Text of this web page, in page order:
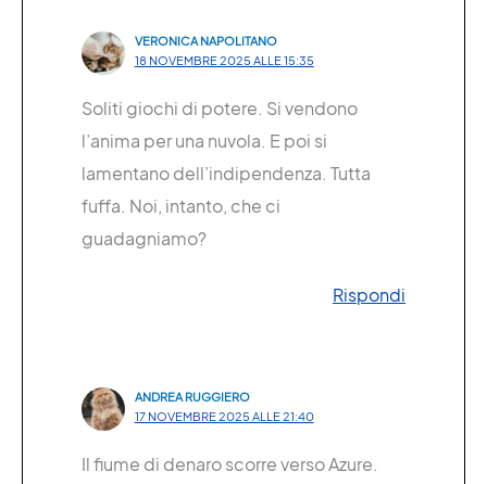
VERONICA NAPOLITANO
18 NOVEMBRE 2025 ALLE 15:35
Soliti giochi di potere. Si vendono
l’anima per una nuvola. E poi si
lamentano dell’indipendenza. Tutta
fuffa. Noi, intanto, che ci
guadagniamo?
Rispondi
ANDREA RUGGIERO
17 NOVEMBRE 2025 ALLE 21:40
Il fiume di denaro scorre verso Azure.